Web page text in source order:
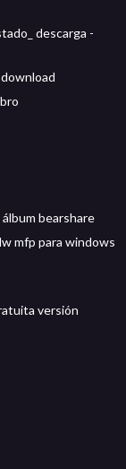
descarga -
bearshare
mfp para windows
versión